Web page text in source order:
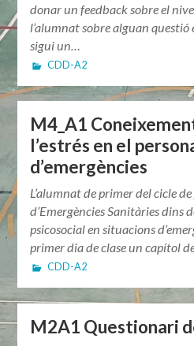
donar un feedback sobre el
l’alumnat sobre alguan questió
sigui un…
CDD-A2
M4_A1
l’estrés en el
d’emergències
L’alumnat de primer del cicle
d’Emergències Sanitàries dins
psicosocial en situacions
primer dia de clase un capítol
CDD-A2
M2A1 Questionari